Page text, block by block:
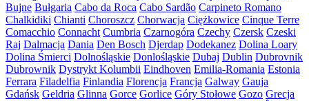
Bujne Bułgaria Cabo da Roca Cabo Sardão Carpineto Romano
Chalkidiki Chianti Choroszcz Chorwacja Ciężkowice Cinque Terre
Comacchio Connacht Cumbria Czarnogóra Czechy Czersk Czeski
Raj Dalmacja Dania Den Bosch Djerdap Dodekanez Dolina Loary
Dolina Śmierci Dolnośląskie Donlośląskie Dubaj Dublin Dubrovnik
Dubrownik Dystrykt Kolumbii Eindhoven Emilia-Romania Estonia
Ferrara Filadelfia Finlandia Florencja Francja Galway Gauja
Gdańsk Geldria Glinna Gorce Gorlice Góry Stołowe Gozo Grecja